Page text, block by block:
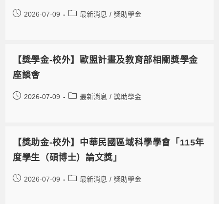
2026-07-09 最新消息 / 獎助學金
【獎學金-校外】歐盟計畫及教育部相關獎學金
座談會
2026-07-09 最新消息 / 獎助學金
【獎助金-校外】中華民國區域科學學會「115年
度學生（碩博士）論文獎」
2026-07-09 最新消息 / 獎助學金